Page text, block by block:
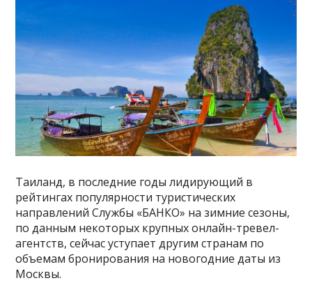
Таиланд, в последние годы лидирующий в
рейтингах популярности туристических
направлений Службы «БАНКО» на зимние сезоны,
по данным некоторых крупных онлайн-тревел-
агентств, сейчас уступает другим странам по
объемам бронирования на новогодние даты из
Москвы.